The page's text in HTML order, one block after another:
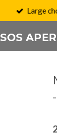
SOS
Large